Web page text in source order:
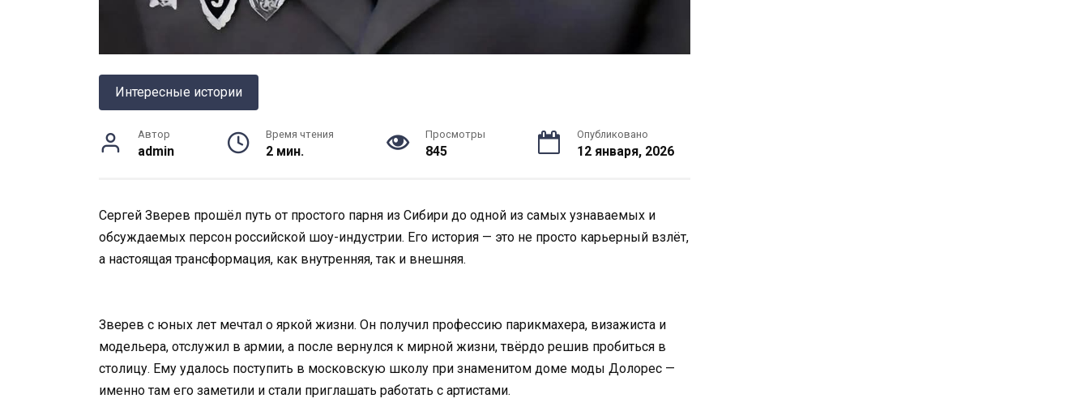
Интересные истории
Автор
admin
Время чтения
2 мин.
Просмотры
845
Опубликовано
12 января, 2026
Сергей Зверев прошёл путь от простого парня из Сибири до одной из самых узнаваемых и
обсуждаемых персон российской шоу-индустрии. Его история — это не просто карьерный взлёт,
а настоящая трансформация, как внутренняя, так и внешняя.
Зверев с юных лет мечтал о яркой жизни. Он получил профессию парикмахера, визажиста и
модельера, отслужил в армии, а после вернулся к мирной жизни, твёрдо решив пробиться в
столицу. Ему удалось поступить в московскую школу при знаменитом доме моды Долорес —
именно там его заметили и стали приглашать работать с артистами.